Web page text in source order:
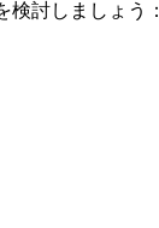
討しましょう：